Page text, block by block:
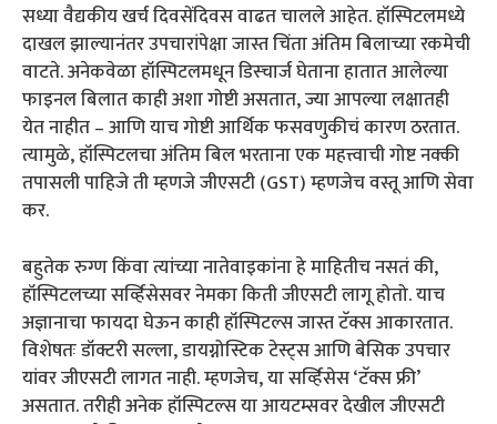
सध्या वैद्यकीय खर्च दिवसेंदिवस वाढत चालले आहेत. हॉस्पिटलमध्ये
दाखल झाल्यानंतर उपचारांपेक्षा जास्त चिंता अंतिम बिलाच्या रकमेची
वाटते. अनेकवेळा हॉस्पिटलमधून डिस्चार्ज घेताना हातात आलेल्या
फाइनल बिलात काही अशा गोष्टी असतात, ज्या आपल्या लक्षातही
येत नाहीत – आणि याच गोष्टी आर्थिक फसवणुकीचं कारण ठरतात.
त्यामुळे, हॉस्पिटलचा अंतिम बिल भरताना एक महत्त्वाची गोष्ट नक्की
तपासली पाहिजे ती म्हणजे जीएसटी (GST) म्हणजेच वस्तू आणि सेवा
कर.
बहुतेक रुग्ण किंवा त्यांच्या नातेवाइकांना हे माहितीच नसतं की,
हॉस्पिटलच्या सर्व्हिसेसवर नेमका किती जीएसटी लागू होतो. याच
अज्ञानाचा फायदा घेऊन काही हॉस्पिटल्स जास्त टॅक्स आकारतात.
विशेषतः डॉक्टरी सल्ला, डायग्नोस्टिक टेस्ट्स आणि बेसिक उपचार
यांवर जीएसटी लागत नाही. म्हणजेच, या सर्व्हिसेस ‘टॅक्स फ्री’
असतात. तरीही अनेक हॉस्पिटल्स या आयटम्सवर देखील जीएसटी